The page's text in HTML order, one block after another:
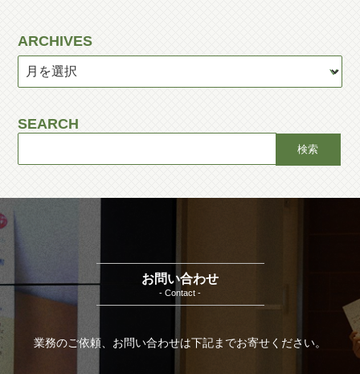
ARCHIVES
SEARCH
お問い合わせ
- Contact -
業務のご依頼、お問い合わせは下記までお寄せください。